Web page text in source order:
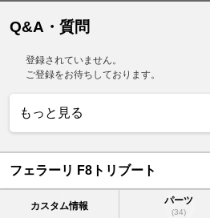
Q&A・質問
登録されていません。
ご登録をお待ちしております。
もっと見る
フェラーリ F8トリブート
カスタム情報 パーツ
(34)